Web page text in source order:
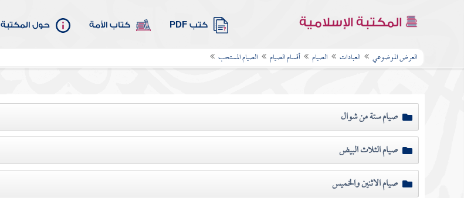
المكتبة الإسلامية كتب PDF كتاب الأمة حول المكتبة
العرض الموضوعي العبادات الصيام أقسام الصيام الصيام المستحب
صيام ستة من شوال
صيام الثلاث البيض
صيام الاثنين والخميس